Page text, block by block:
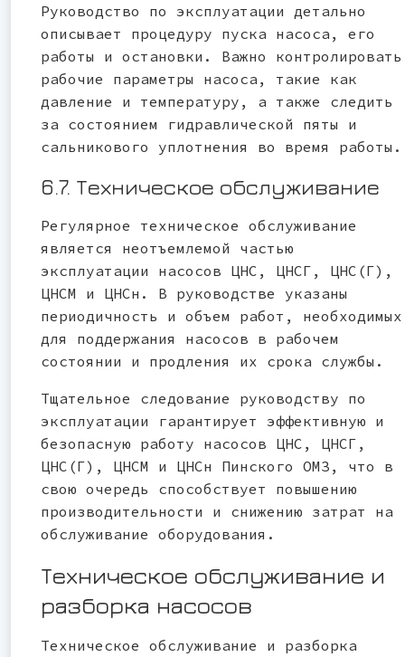
Руководство по эксплуатации детально
описывает процедуру пуска насоса, его
работы и остановки. Важно контролировать
рабочие параметры насоса, такие как
давление и температуру, а также следить
за состоянием гидравлической пяты и
сальникового уплотнения во время работы.
6.7. Техническое обслуживание
Регулярное техническое обслуживание
является неотъемлемой частью
эксплуатации насосов ЦНС, ЦНСГ, ЦНС(Г),
ЦНСМ и ЦНСн. В руководстве указаны
периодичность и объем работ, необходимых
для поддержания насосов в рабочем
состоянии и продления их срока службы.
Тщательное следование руководству по
эксплуатации гарантирует эффективную и
безопасную работу насосов ЦНС, ЦНСГ,
ЦНС(Г), ЦНСМ и ЦНСн Пинского ОМЗ, что в
свою очередь способствует повышению
производительности и снижению затрат на
обслуживание оборудования.
Техническое обслуживание и
разборка насосов
Техническое обслуживание и разборка